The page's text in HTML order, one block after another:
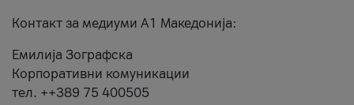
Контакт за медиуми А1 Македонија:
Емилија Зографска
Корпоративни комуникации
тел. ++389 75 400505